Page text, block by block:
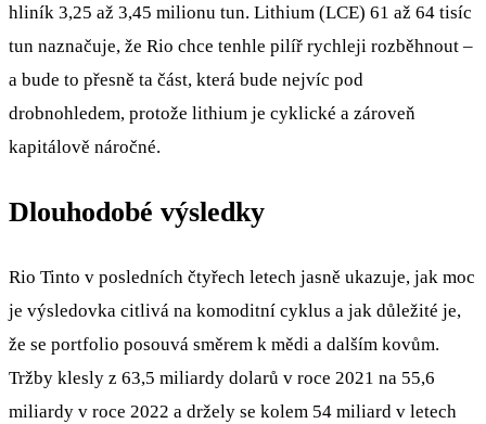
hliník 3,25 až 3,45 milionu tun. Lithium (LCE) 61 až 64 tisíc
tun naznačuje, že Rio chce tenhle pilíř rychleji rozběhnout –
a bude to přesně ta část, která bude nejvíc pod
drobnohledem, protože lithium je cyklické a zároveň
kapitálově náročné.
Dlouhodobé výsledky
Rio Tinto v posledních čtyřech letech jasně ukazuje, jak moc
je výsledovka citlivá na komoditní cyklus a jak důležité je,
že se portfolio posouvá směrem k mědi a dalším kovům.
Tržby klesly z 63,5 miliardy dolarů v roce 2021 na 55,6
miliardy v roce 2022 a držely se kolem 54 miliard v letech